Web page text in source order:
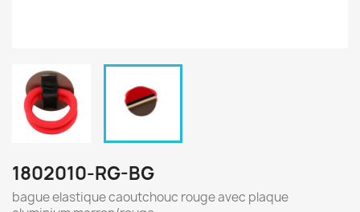
1802010-RG-BG
bague elastique caoutchouc rouge avec plaque